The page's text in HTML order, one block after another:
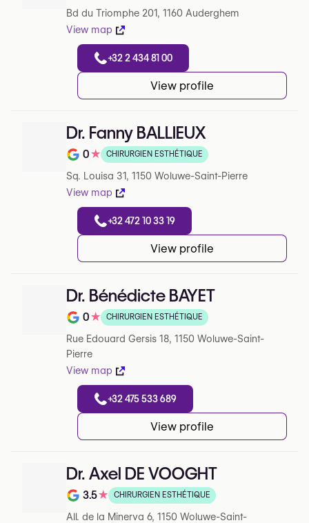
Bd du Triomphe 201, 1160 Auderghem
View map
+32 2 434 81 00
View profile
Dr. Fanny BALLIEUX
Note de 0 sur 5 sur Google
0★ CHIRURGIEN ESTHÉTIQUE
Sq. Louisa 31, 1150 Woluwe-Saint-Pierre
View map
+32 472 10 33 19
View profile
Dr. Bénédicte BAYET
Note de 0 sur 5 sur Google
0★ CHIRURGIEN ESTHÉTIQUE
Rue Edouard Gersis 18, 1150 Woluwe-Saint-
Pierre
View map
+32 475 533 689
View profile
Dr. Axel DE VOOGHT
Note de 3.5 sur 5 sur Google
3.5★ CHIRURGIEN ESTHÉTIQUE
All. de la Minerva 6, 1150 Woluwe-Saint-